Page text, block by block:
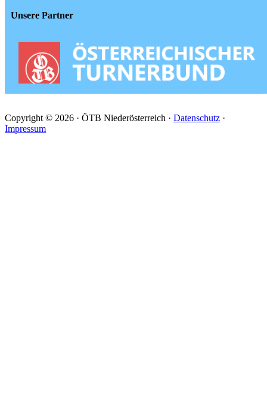
Unsere Partner
Copyright © 2026 · ÖTB Niederösterreich · Datenschutz ·
Impressum